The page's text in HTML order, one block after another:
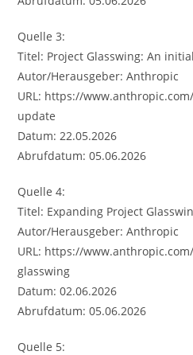
Quelle 3:
Titel: Project Glasswing: An
Autor/Herausgeber: Anthropic
URL: https://
update
Datum: 22.05.2026
Abrufdatum: 05.06.2026
Quelle 4:
Titel: Expanding Project
Autor/Herausgeber: Anthropic
URL: https://
glasswing
Datum: 02.06.2026
Abrufdatum: 05.06.2026
Quelle 5: